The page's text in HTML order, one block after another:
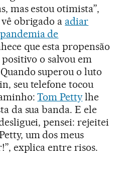
mas estou otimista”,
obrigado a adiar
pandemia de
que esta propensão
o salvou em
superou o luto
seu telefone tocou
Tom Petty lhe
da sua banda. E ele
pensei: rejeitei
um dos meus
explica entre risos.